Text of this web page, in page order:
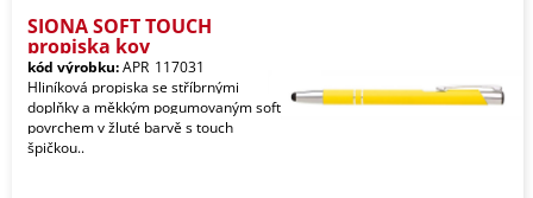
SIONA SOFT TOUCH
propiska kov
kód výrobku:APR_117031
Hliníková propiska se stříbrnými
doplňky a měkkým pogumovaným soft
povrchem v žluté barvě s touch
špičkou..